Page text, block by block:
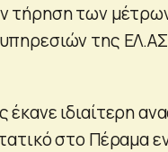
τήρηση των
της
ιδιαίτερη
στο Πέραμα